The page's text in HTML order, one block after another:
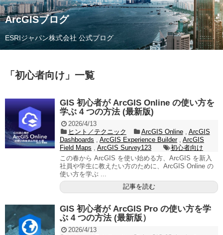
ArcGISブログ
ESRIジャパン株式会社 公式ブログ
「 初心者向け 」 一覧
GIS 初心者が ArcGIS Online の使い方を
学ぶ 4 つの方法 (最新版)
2026/4/13
ヒント／テクニック
ArcGIS Online, ArcGIS
Dashboards
ArcGIS Experience Builder, ArcGIS
Field Maps
ArcGIS Survey123
初心者向け
この春から ArcGIS を使い始める方、ArcGIS を新入
社員や学生に教えたい方のために、ArcGIS Online の
使い方を学ぶ ...
記事を読む
GIS 初心者が ArcGIS Pro の使い方を学
ぶ 4 つの方法 (最新版）
2026/4/13